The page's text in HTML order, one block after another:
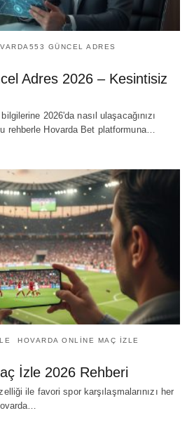
GÜNCEL ADRES
Adres 2026 – Kesintisiz
2026'da nasıl ulaşacağınızı
rehberle Hovarda Bet platformuna…
HOVARDA ONLINE MAÇ IZLE
İzle 2026 Rehberi
ile favori spor karşılaşmalarınızı her